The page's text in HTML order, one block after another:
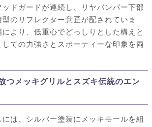
ドガードが連続し、リヤバンパー下部
のリフレクター意匠が配されていま
より、低重心でどっしりとした構えと
ての力強さとスポーティーな印象を両
つメッキグリルとスズキ伝統のエン
は、シルバー塗装にメッキモールを組